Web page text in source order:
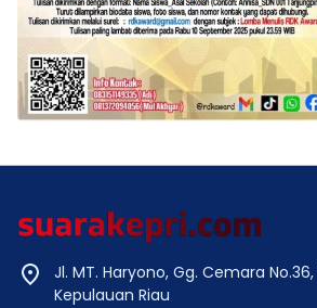
Jl. MT. Haryono, Gg. Cemara
Kepulauan Riau